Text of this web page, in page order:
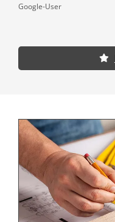
Google-User